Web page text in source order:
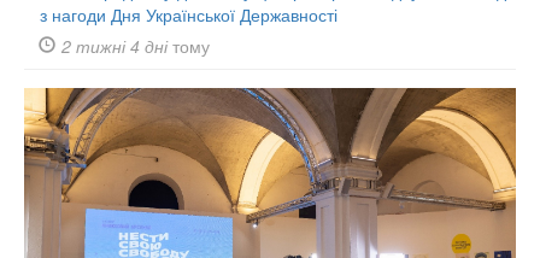
з нагоди Дня Української Державності
2 тижні 4 днітому